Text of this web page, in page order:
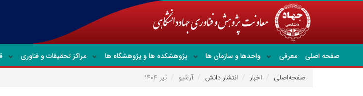
صفحه اصلی معرفی واحدها و سازمان ها پژوهشکده ها و پژوهشگاه ها مراکز تحقیقات و فناوری
صفحه‌اصلی
اخبار انتشار دانش آرشیو تیر ۱۴۰۴